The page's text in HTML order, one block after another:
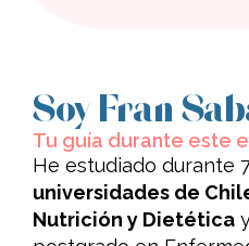
Soy Fran
Tu guía durante este
He estudiado durante
universidades de
Nutrición y Dietética